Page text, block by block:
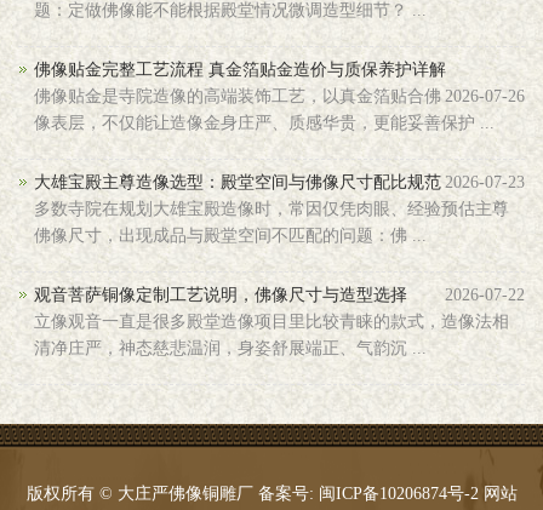
题：定做佛像能不能根据殿堂情况微调造型细节？ ...
佛像贴金完整工艺流程 真金箔贴金造价与质保养护详解
2026-07-26
佛像贴金是寺院造像的高端装饰工艺，以真金箔贴合佛
像表层，不仅能让造像金身庄严、质感华贵，更能妥善保护 ...
大雄宝殿主尊造像选型：殿堂空间与佛像尺寸配比规范 2026-07-23
多数寺院在规划大雄宝殿造像时，常因仅凭肉眼、经验预估主尊
佛像尺寸，出现成品与殿堂空间不匹配的问题：佛 ...
观音菩萨铜像定制工艺说明，佛像尺寸与造型选择
2026-07-22
立像观音一直是很多殿堂造像项目里比较青睐的款式，造像法相
清净庄严，神态慈悲温润，身姿舒展端正、气韵沉 ...
版权所有 © 大庄严佛像铜雕厂 备案号: 闽ICP备10206874号-2 网站